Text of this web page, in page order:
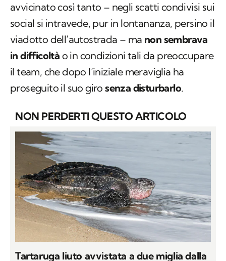
avvicinato così tanto – negli scatti condivisi sui
social si intravede, pur in lontananza, persino il
viadotto dell’autostrada – ma non sembrava
in difficoltà o in condizioni tali da preoccupare
il team, che dopo l’iniziale meraviglia ha
proseguito il suo girosenza disturbarlo.
NON PERDERTI QUESTO ARTICOLO
Tartaruga liuto avvistata a due miglia dalla